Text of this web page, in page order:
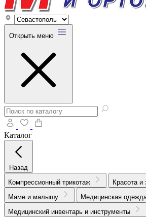
Открыть меню
Каталог
Назад
Компрессионный трикотаж
Красота и
Маме и малышу
Медицинская
Медицинский инвентарь и инструменты